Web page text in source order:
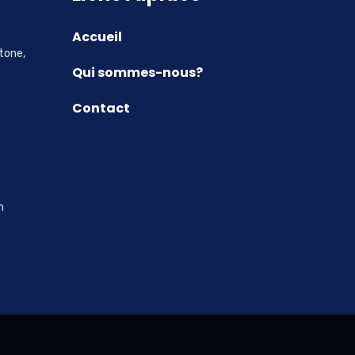
Accueil
Qui sommes-nous?
Contact